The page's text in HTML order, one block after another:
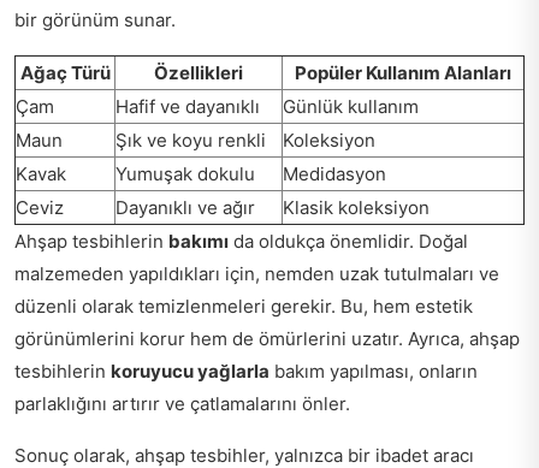
bir görünüm sunar.
Ağaç Türü Özellikleri
Popüler Kullanım Alanları
Çam
Hafif ve dayanıklı
Günlük kullanım
Maun
Şık ve koyu renkli
Koleksiyon
Kavak
Yumuşak dokulu
Medidasyon
Ceviz
Dayanıklı ve ağır
Klasik koleksiyon
Ahşap tesbihlerin bakımı da oldukça önemlidir. Doğal
malzemeden yapıldıkları için, nemden uzak tutulmaları ve
düzenli olarak temizlenmeleri gerekir. Bu, hem estetik
görünümlerini korur hem de ömürlerini uzatır. Ayrıca, ahşap
tesbihlerin koruyucu yağlarla bakım yapılması, onların
parlaklığını artırır ve çatlamalarını önler.
Sonuç olarak, ahşap tesbihler, yalnızca bir ibadet aracı